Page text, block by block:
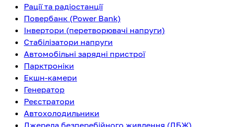
Рації та радіостанції
Повербанк (Power Bank)
Інвертори (перетворювачі напруги)
Стабілізатори напруги
Автомобільні зарядні пристрої
Парктроніки
Екшн-камери
Генератор
Реєстратори
Автохолодильники
Джерела безперебійного живлення (ДБЖ)